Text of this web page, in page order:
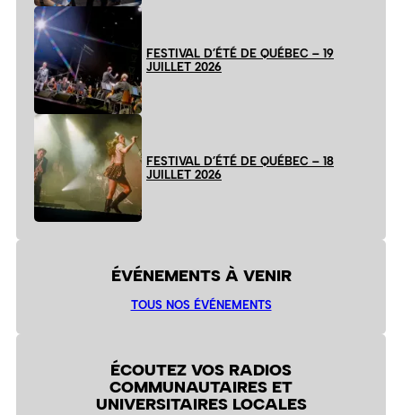
FESTIVAL D’ÉTÉ DE QUÉBEC – 19
JUILLET 2026
FESTIVAL D’ÉTÉ DE QUÉBEC – 18
JUILLET 2026
ÉVÉNEMENTS À VENIR
TOUS NOS ÉVÉNEMENTS
ÉCOUTEZ VOS RADIOS
COMMUNAUTAIRES ET
UNIVERSITAIRES LOCALES